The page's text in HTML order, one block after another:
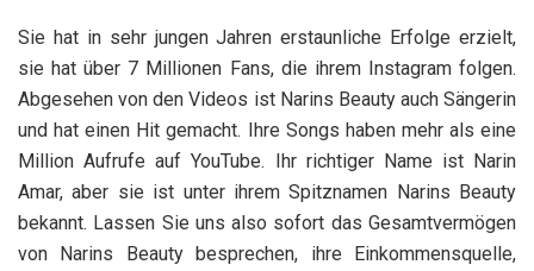
Sie hat in sehr jungen Jahren erstaunliche Erfolge erzielt,
sie hat über 7 Millionen Fans, die ihrem Instagram folgen.
Abgesehen von den Videos ist Narins Beauty auch Sängerin
und hat einen Hit gemacht. Ihre Songs haben mehr als eine
Million Aufrufe auf YouTube. Ihr richtiger Name ist Narin
Amar, aber sie ist unter ihrem Spitznamen Narins Beauty
bekannt. Lassen Sie uns also sofort das Gesamtvermögen
von Narins Beauty besprechen, ihre Einkommensquelle,